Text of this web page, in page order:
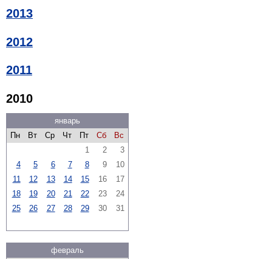
2013
2012
2011
2010
январь
Пн
Вт Ср Чт Пт Сб
Вс
1
2
3
4
5 6 7 8 9
10
11
12 13 14 15 16
17
18
19 20 21 22 23
24
25
26 27 28 29 30 31
февраль